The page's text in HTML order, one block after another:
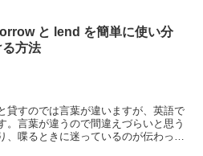
と lend を簡単に使い分
る方法
貸すのでは言葉が違いますが、英語で
。言葉が違うので間違えづらいと思う
喋るときに迷っているのが伝わって